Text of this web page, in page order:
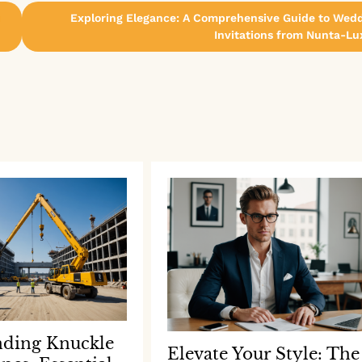
Exploring Elegance: A Comprehensive Guide to
Invitations from Nunta-
Knuckle
Elevate Your Style: The